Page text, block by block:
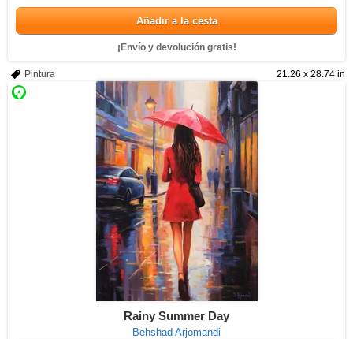
Añadir a la cesta
¡Envío y devolución gratis!
21.26 x 28.74 in
Pintura
Rainy Summer Day
Behshad Arjomandi